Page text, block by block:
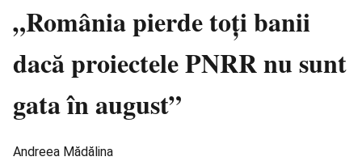
„România pierde toți banii
dacă proiectele PNRR nu sunt
gata în august”
Andreea Mădălina